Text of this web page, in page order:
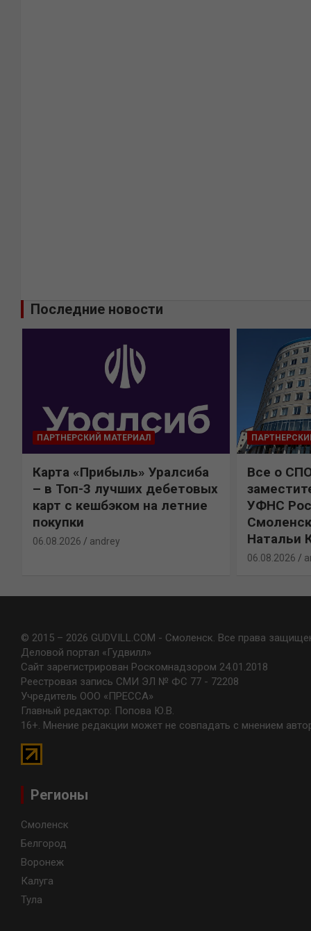
Последние новости
ПАРТНЕРСКИЙ МАТЕРИАЛ
Карта «Прибыль» Уралсиба
– в Топ-3 лучших дебетовых
карт с кешбэком на летние
покупки
06.08.2026 andrey
Все о
УФНС
Натальи
06.08.2026
© 2015 – 2026 GUDVILL.COM - Смоленск. Все права
Деловой портал «Гудвилл»
Сайт зарегистрирован Роскомнадзором 24.01.2018
Реестровая запись СМИ ЭЛ № ФС 77 - 72208
Учредитель ООО «ПРЕССА»
Главный редактор: Попова Ю.В.
16+. Мнение редакции может не совпадать с мнением
Регионы
Смоленск
Белгород
Воронеж
Калуга
Тула